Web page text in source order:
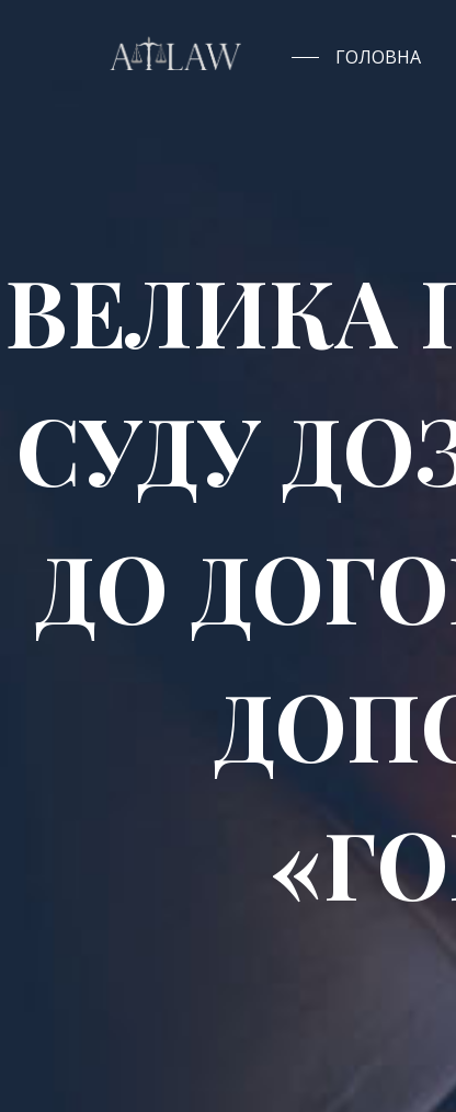
ГОЛОВНА
ВЕЛИКА
СУДУ
ДО